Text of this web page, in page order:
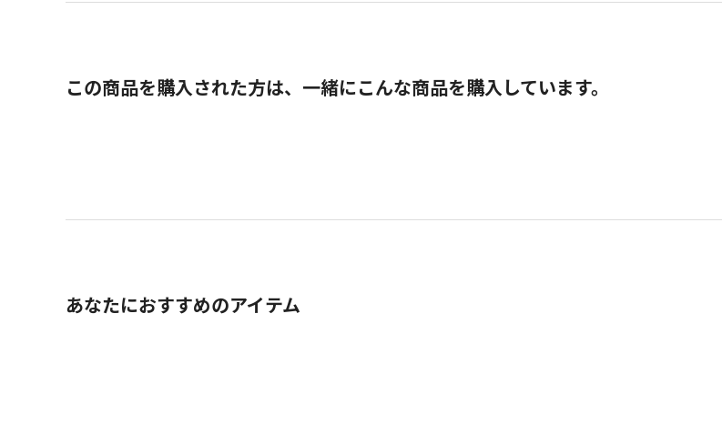
この商品を購入された方は、一緒にこんな商品を購入しています。
あなたにおすすめのアイテム